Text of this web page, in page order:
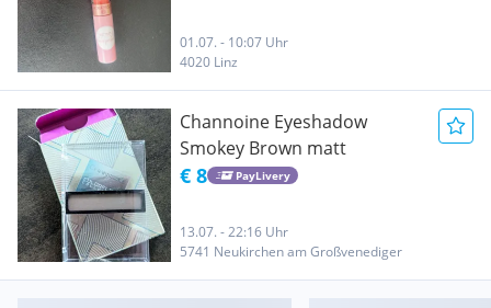
01.07. - 10:07 Uhr
4020 Linz
Channoine Eyeshadow
Smokey Brown matt
€ 8 PayLivery
13.07. - 22:16 Uhr
5741 Neukirchen am Großvenediger